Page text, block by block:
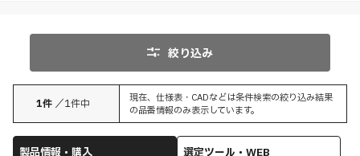
絞り込み
1件 ／1件中
現在、仕様表・CADなどは条件検索の絞り込み結果
の品番情報のみ表示しています。
製品情報・購入
選定ツール・WEB